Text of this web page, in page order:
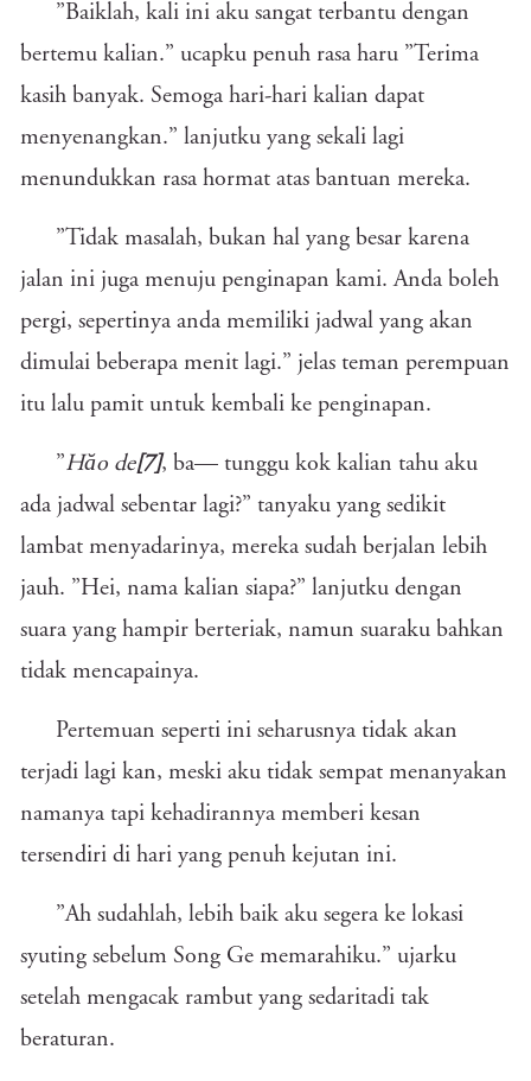
”Baiklah, kali ini aku sangat terbantu dengan
bertemu kalian.” ucapku penuh rasa haru ”Terima
kasih banyak. Semoga hari-hari kalian dapat
menyenangkan.” lanjutku yang sekali lagi
menundukkan rasa hormat atas bantuan mereka.
”Tidak masalah, bukan hal yang besar karena
jalan ini juga menuju penginapan kami. Anda boleh
pergi, sepertinya anda memiliki jadwal yang akan
dimulai beberapa menit lagi.” jelas teman perempuan
itu lalu pamit untuk kembali ke penginapan.
”Hăo de[7], ba— tunggu kok kalian tahu aku
ada jadwal sebentar lagi?” tanyaku yang sedikit
lambat menyadarinya, mereka sudah berjalan lebih
jauh. ”Hei, nama kalian siapa?” lanjutku dengan
suara yang hampir berteriak, namun suaraku bahkan
tidak mencapainya.
Pertemuan seperti ini seharusnya tidak akan
terjadi lagi kan, meski aku tidak sempat menanyakan
namanya tapi kehadirannya memberi kesan
tersendiri di hari yang penuh kejutan ini.
”Ah sudahlah, lebih baik aku segera ke lokasi
syuting sebelum Song Ge memarahiku.” ujarku
setelah mengacak rambut yang sedaritadi tak
beraturan.